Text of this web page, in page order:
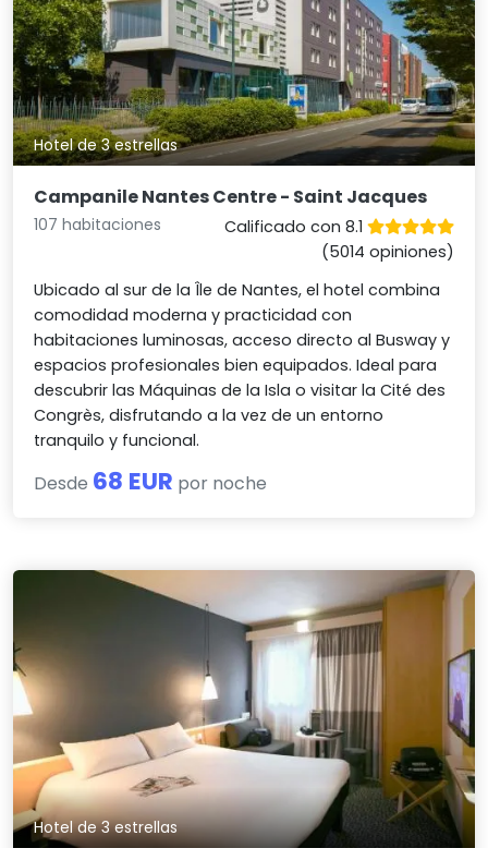
Hotel de 3 estrellas
Campanile Nantes Centre - Saint Jacques
107 habitaciones
Calificado con 8.1
(5014 opiniones)
Ubicado al sur de la Île de Nantes, el hotel combina
comodidad moderna y practicidad con
habitaciones luminosas, acceso directo al Busway y
espacios profesionales bien equipados. Ideal para
descubrir las Máquinas de la Isla o visitar la Cité des
Congrès, disfrutando a la vez de un entorno
tranquilo y funcional.
Desde 68 EUR por noche
Hotel de 3 estrellas